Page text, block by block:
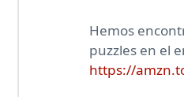
Hemos
puzzles en el
https://